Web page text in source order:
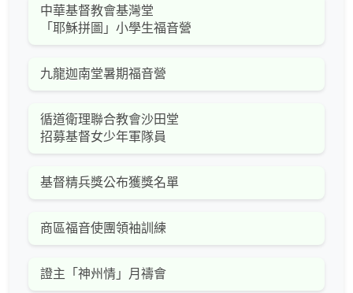
中華基督教會基灣堂
「耶穌拼圖」小學生福音營
九龍迦南堂暑期福音營
循道衛理聯合教會沙田堂
招募基督女少年軍隊員
基督精兵獎公布獲獎名單
商區福音使團領袖訓練
證主「神州情」月禱會